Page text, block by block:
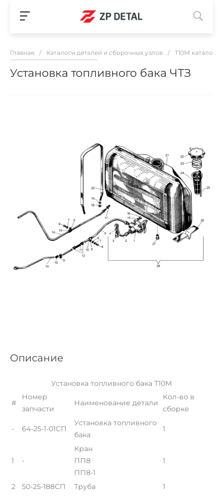
Главная / Каталоги деталей и сборочных узлов / Т10М каталог
Установка топливного бака ЧТЗ
Описание
Установка топливного бака Т10М
#
Номер
запчасти
Наименование детали
Кол-во в
сборке
- 64-25-1-01СП
Установка топливного
бака
1
1 -
Кран
ПП8
ПП8-1
1
2 50-25-188СП Труба 1